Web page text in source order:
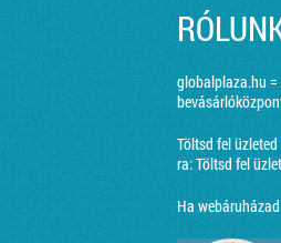
globalplaza.hu
Töltsd fel
ra:Töltsd fel
Ha